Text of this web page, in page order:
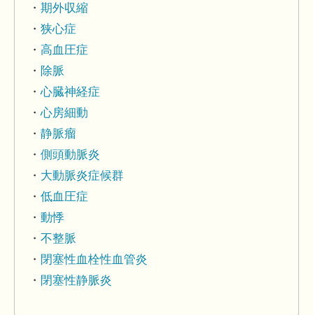
期外収縮
狭心症
高血圧症
除脈
心臓神経症
心房細動
静脈瘤
側頭動脈炎
大動脈炎症候群
低血圧症
動悸
不整脈
閉塞性血栓性血管炎
閉塞性静脈炎